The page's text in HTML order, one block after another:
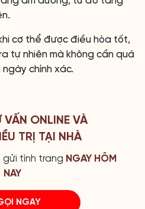
cơ thể được điều hòa tốt,
tự nhiên mà không cần quá
chính xác.
VẤN ONLINE VÀ
TRỊ TẠI NHÀ
tình trang NGAY HÔM
NAY
NGAY